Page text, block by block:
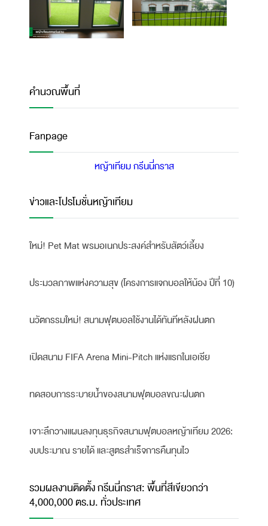
คำนวณพื้นที่
Fanpage
หญ้าเทียม กรีนนี่กราส
ข่าวและโปรโมชั่นหญ้าเทียม
ใหม่! Pet Mat พรมอเนกประสงค์สำหรับสัตว์เลี้ยง
ประมวลภาพแห่งความสุข (โครงการแจกบอลให้น้อง ปีที่ 10)
นวัตกรรมใหม่! สนามฟุตบอลใช้งานได้ทันทีหลังฝนตก
เปิดสนาม FIFA Arena Mini-Pitch แห่งแรกในเอเชีย
ทดสอบการระบายน้ำของสนามฟุตบอลขณะฝนตก
เจาะลึกวางแผนลงทุนธุรกิจสนามฟุตบอลหญ้าเทียม 2026:
งบประมาณ รายได้ และสูตรสำเร็จการคืนทุนไว
รวมผลงานติดตั้ง กรีนนี่กราส: พื้นที่สีเขียวกว่า
4,000,000 ตร.ม. ทั่วประเทศ